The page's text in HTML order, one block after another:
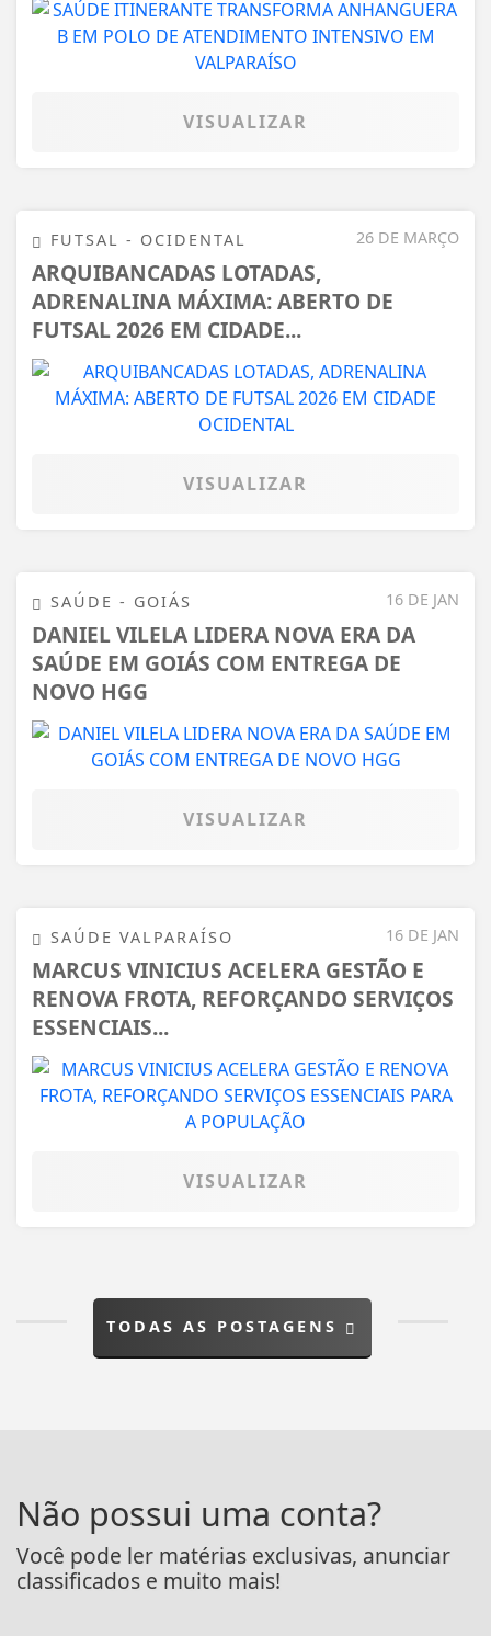
VISUALIZAR
26 DE MARÇO
FUTSAL - OCIDENTAL
ARQUIBANCADAS LOTADAS,
ADRENALINA MÁXIMA: ABERTO DE
FUTSAL 2026 EM CIDADE...
VISUALIZAR
16 DE JAN
SAÚDE - GOIÁS
DANIEL VILELA LIDERA NOVA ERA DA
SAÚDE EM GOIÁS COM ENTREGA DE
NOVO HGG
VISUALIZAR
16 DE JAN
SAÚDE VALPARAÍSO
MARCUS VINICIUS ACELERA GESTÃO E
RENOVA FROTA, REFORÇANDO SERVIÇOS
ESSENCIAIS...
VISUALIZAR
TODAS AS POSTAGENS
Não possui uma conta?
Você pode ler matérias exclusivas, anunciar
classificados e muito mais!